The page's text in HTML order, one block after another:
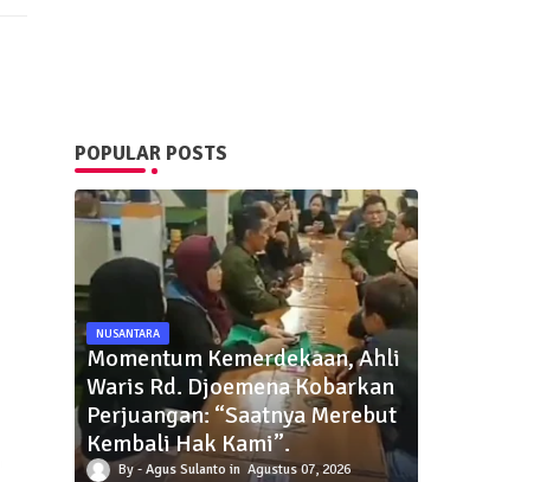
POPULAR POSTS
NUSANTARA
Momentum Kemerdekaan, Ahli
Waris Rd. Djoemena Kobarkan
Perjuangan: “Saatnya Merebut
Kembali Hak Kami”.
Agus Sulanto Agustus 07, 2026